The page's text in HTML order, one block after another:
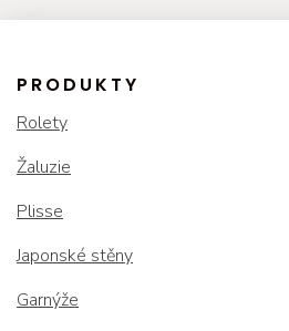
PRODUKTY
Rolety
Žaluzie
Plisse
Japonské stěny
Garnýže